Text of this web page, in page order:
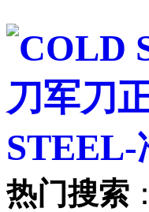
热门搜索